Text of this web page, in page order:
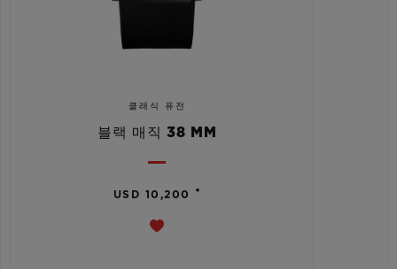
클래식 퓨전
블랙 매직 38 MM
USD 10,200 •